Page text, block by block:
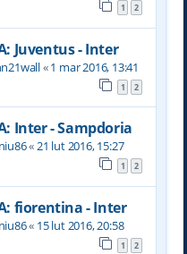
1 2
Juventus - Inter
«1 mar 2016, 13:41
1 2
Inter - Sampdoria
«21 lut 2016, 15:27
1 2
fiorentina - Inter
« 15 lut 2016, 20:58
1 2